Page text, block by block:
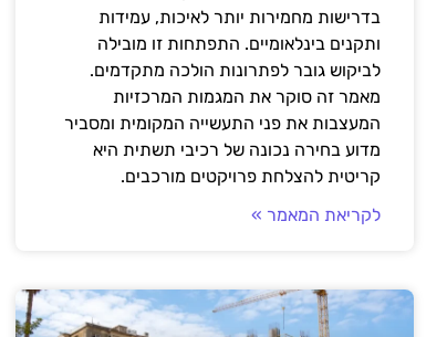
בדרישות מחמירות יותר לאיכות, עמידות
ותקנים בינלאומיים. התפתחות זו מובילה
לביקוש גובר לפתרונות הולכה מתקדמים.
מאמר זה סוקר את המגמות המרכזיות
המעצבות את פני התעשייה המקומית ומסביר
מדוע בחירה נכונה של רכיבי תשתית היא
קריטית להצלחת פרויקטים מורכבים.
לקריאת המאמר »